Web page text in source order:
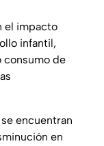
el impacto
infantil,
consumo de
encuentran
en